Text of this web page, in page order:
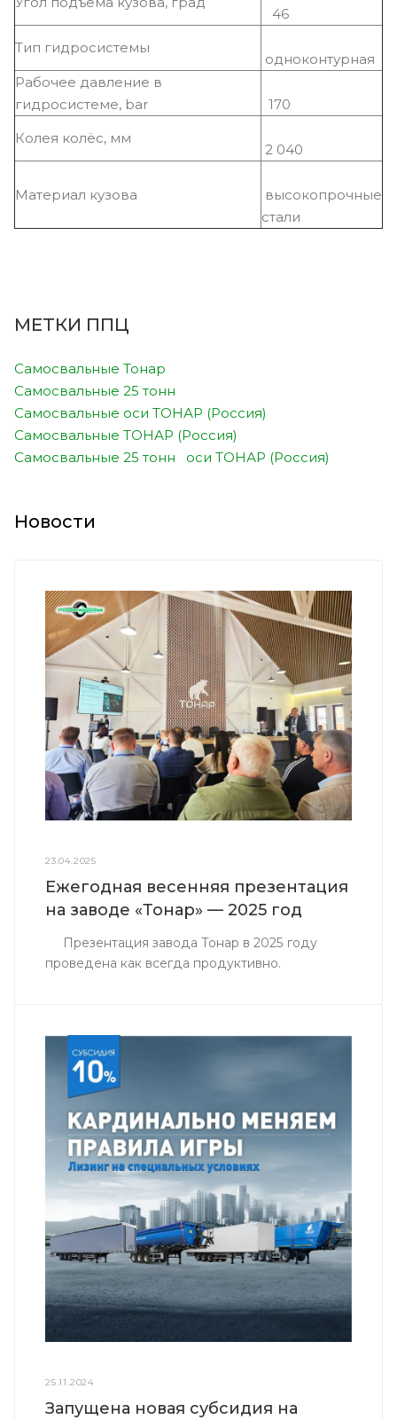
46
Тип гидросистемы
одноконтурная
Рабочее давление в
гидросистеме, bar
170
Колея колёс, мм
2 040
Материал кузова
высокопрочные
стали
МЕТКИ ППЦ
Самосвальные Тонар
Самосвальные 25 тонн
Самосвальные оси ТОНАР (Россия)
Самосвальные ТОНАР (Россия)
Самосвальные 25 тонн оси ТОНАР (Россия)
Новости
23.04.2025
Ежегодная весенняя презентация
на заводе «Тонар» — 2025 год
Презентация завода Тонар в 2025 году
проведена как всегда продуктивно.
25.11.2024
Запущена новая субсидия на